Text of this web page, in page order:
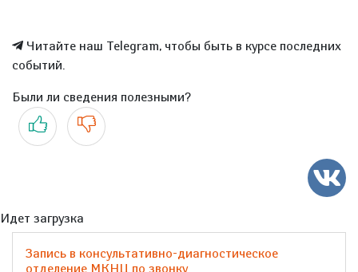
Читайте наш Telegram, чтобы быть в курсе последних
событий.
Были ли сведения полезными?
Да Нет
Идет загрузка
Запись в консультативно-диагностическое
отделение МКНЦ по звонку